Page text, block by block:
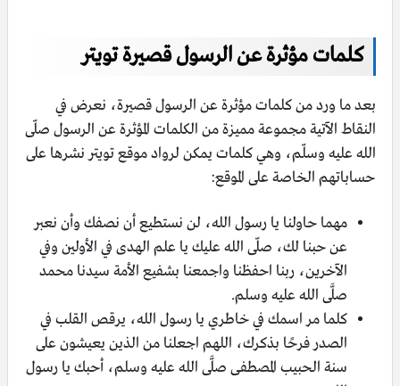
كلمات مؤثرة عن الرسول قصيرة تويتر
بعد ما ورد من كلمات مؤثرة عن الرسول قصيرة، نعرض في
النقاط الآتية مجموعة مميزة من الكلمات المؤثرة عن الرسول صلّى
الله عليه وسلّم، وهي كلمات يمكن لرواد موقع تويتر نشرها على
حساباتهم الخاصة على الموقع:
مهما حاولنا يا رسول الله، لن نستطيع أن نصفك وأن نعبر
عن حبنا لك، صلّى الله عليك يا علم الهدى في الأولين وفي
الآخرين، ربنا احفظنا واجمعنا بشفيع الأمة سيدنا محمد
صلَّى الله عليه وسلم.
كلما مر اسمك في خاطري يا رسول الله، يرقص القلب في
الصدر فرحًا بذكرك، اللهم اجعلنا من الذين يعيشون على
سنة الحبيب المصطفى صلَّى الله عليه وسلم، أحبك يا رسول